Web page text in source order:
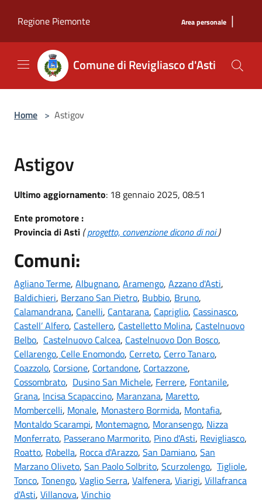
Regione Piemonte
Area personale |
Comune di Revigliasco d'Asti
Home > Astigov
Astigov
Ultimo aggiornamento: 18 gennaio 2025, 08:51
Ente promotore :
Provincia di Asti (progetto, convenzione dicono di noi)
Comuni:
Agliano Terme, Albugnano, Aramengo, Azzano d'Asti,
Baldichieri, Berzano San Pietro, Bubbio, Bruno,
Calamandrana, Canelli, Cantarana, Capriglio, Cassinasco,
Castell’ Alfero, Castellero, Castelletto Molina, Castelnuovo
Belbo, Castelnuovo Calcea, Castelnuovo Don Bosco,
Cellarengo, Celle Enomondo, Cerreto, Cerro Tanaro,
Coazzolo, Corsione, Cortandone, Cortazzone,
Cossombrato, Dusino San Michele, Ferrere, Fontanile,
Grana, Incisa Scapaccino, Maranzana, Maretto,
Mombercelli, Monale, Monastero Bormida, Montafia,
Montaldo Scarampi, Montemagno, Moransengo, Nizza
Monferrato, Passerano Marmorito, Pino d'Asti, Revigliasco,
Roatto, Robella, Rocca d'Arazzo, San Damiano, San
Marzano Oliveto, San Paolo Solbrito, Scurzolengo, Tigliole,
Tonco, Tonengo, Vaglio Serra, Valfenera, Viarigi, Villafranca
d'Asti, Villanova, Vinchio